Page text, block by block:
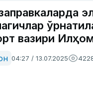
вазири
04:27 / 13.07.2025